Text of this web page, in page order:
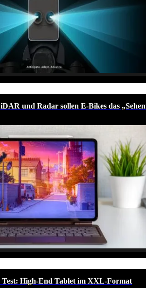
und Radar sollen E-Bikes das
Test: High-End Tablet im XXL-Format